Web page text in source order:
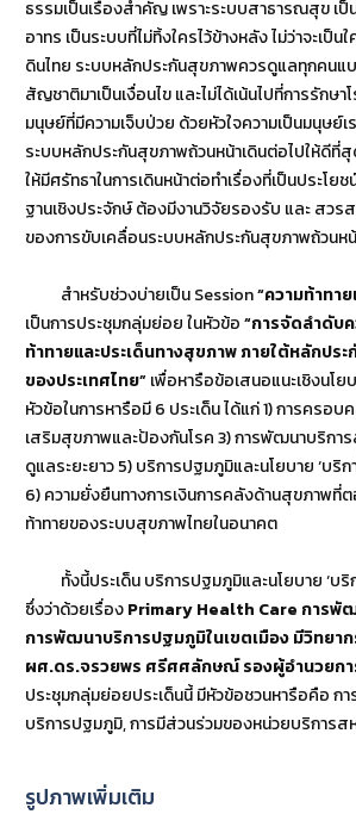
ธรรมเป็นเรื่องสำคัญ เพราะระบบสาธารณสุข เป็
อาทร เป็นระบบที่ไม่ทิ้งใครไว้ข้างหลัง ไม่ว่าจะเป็
ดินไทย ระบบหลักประกันสุขภาพควรดูแลทุกคนแ
สัญชาติมาเป็นเงื่อนไข และไม่ได้เน้นไปที่การรักษา
มนุษย์ที่มีความเจ็บป่วย ด้วยหัวใจความเป็นมนุษย์
ระบบหลักประกันสุขภาพถ้วนหน้าเดินต่อไปให้ดีที่สุ
ให้มีศรัทธาในการเดินหน้าต่อทำเรื่องที่เป็นประโย
ฐานเชิงประจักษ์ ต้องมีงานวิจัยรองรับ และ สวร
ของการขับเคลื่อนระบบหลักประกันสุขภาพถ้วนห
สำหรับช่วงบ่ายเป็น Session“ความท้าทา
เป็นการประชุมกลุ่มย่อย ในหัวข้อ“การจัดลำดับ
ท้าทายและประเด็นทางสุขภาพ ภายใต้หลักปร
ของประเทศไทย”เพื่อหารือข้อเสนอแนะเชิงนโย
หัวข้อในการหารือมี 6 ประเด็น ได้แก่ 1) การครอ
เสริมสุขภาพและป้องกันโรค 3) การพัฒนาบริกา
ดูแลระยะยาว 5) บริการปฐมภูมิและนโยบาย ‘บริก
6) ความยั่งยืนทางการเงินการคลังด้านสุขภาพ
ท้าทายของระบบสุขภาพไทยในอนาคต
ทั้งนี้ประเด็น บริการปฐมภูมิและนโยบาย ‘บริ
ซึ่งว่าด้วยเรื่องPrimary Health Care การพั
การพัฒนาบริการปฐมภูมิในเขตเมือง มีวิทยาก
ผศ.ดร.จรวยพร ศรีศศลักษณ์ รองผู้อำนวยก
ประชุมกลุ่มย่อยประเด็นนี้ มีหัวข้อชวนหารือคือ กา
บริการปฐมภูมิ, การมีส่วนร่วมของหน่วยบริการส
รูปภาพเพิ่มเติม